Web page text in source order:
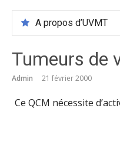
A propos d’UVMT
Tumeurs de
Admin 21 février 2000
Ce QCM nécessite